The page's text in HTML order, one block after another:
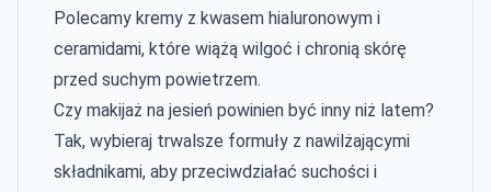
Polecamy kremy z kwasem hialuronowym i
ceramidami, które wiążą wilgoć i chronią skórę
przed suchym powietrzem.
Czy makijaż na jesień powinien być inny niż latem?
Tak, wybieraj trwalsze formuły z nawilżającymi
składnikami, aby przeciwdziałać suchości i